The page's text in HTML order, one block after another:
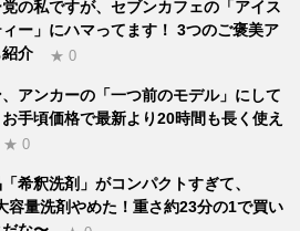
の私ですが、セブンカフェの「アイス
ィー」にハマってます！ 3つのご褒美ア
介
★ 0
アンカーの「一つ前のモデル」にして
手頃価格で最新より20時間も長く使え
★ 0
希釈洗剤」がコンパクトすぎて、
容量洗剤やめた！重さ約23分の1で買い